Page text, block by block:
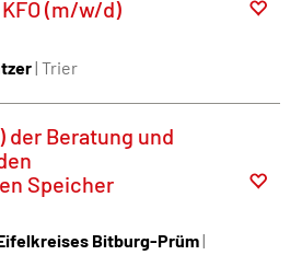
(m/w/d)
| Trier
Beratung und
Speicher
Bitburg-Prüm|